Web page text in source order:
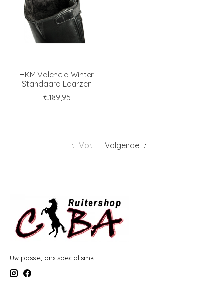
HKM Valencia Winter
Standaard Laarzen
€189,95
Vor. Volgende
Uw passie, ons specialisme